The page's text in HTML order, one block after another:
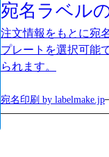
宛名ラベル
注文情報をもとに宛
プレートを選択可能
られます。
宛名印刷 by labelmake.jp